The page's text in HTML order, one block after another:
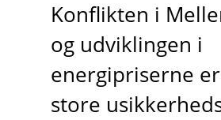
Konflikten i
og udviklingen i
energipriserne
store